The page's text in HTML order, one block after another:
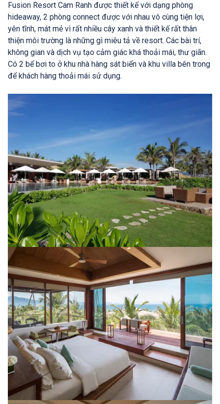
Fusion Resort Cam Ranh được thiết kế với dạng phòng
hideaway, 2 phòng connect được với nhau vô cùng tiện lợi,
yên tĩnh, mát mẻ vì rất nhiều cây xanh và thiết kế rất thân
thiện môi trường là những gì miêu tả về resort. Các bài trí,
không gian và dịch vụ tạo cảm giác khá thoải mái, thư giãn.
Có 2 bể bơi to ở khu nhà hàng sát biển và khu villa bên trong
để khách hàng thoải mái sử dụng.